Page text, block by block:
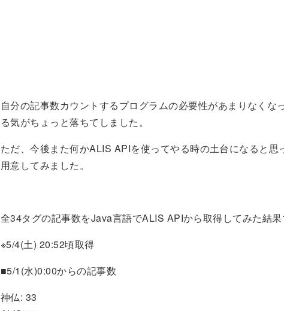
自分の記事数カウントするプログラムの必要性があまりなくな
る気がちょっと落ちてしました。
ただ、今後また何かALIS APIを使ってやる時の土台になると思
用意してみました。
全34タグの記事数をJava言語でALIS APIから取得してみた結果
※5/4(土) 20:52頃取得
■5/1(水)0:00からの記事数
神仏: 33